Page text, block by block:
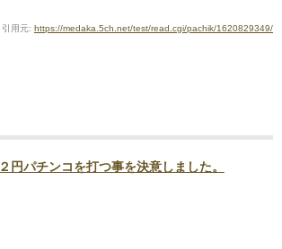
引用元: https://medaka.5ch.net/test/read.cgi/pachik/1620829349/
２円パチンコを打つ事を決意しました。